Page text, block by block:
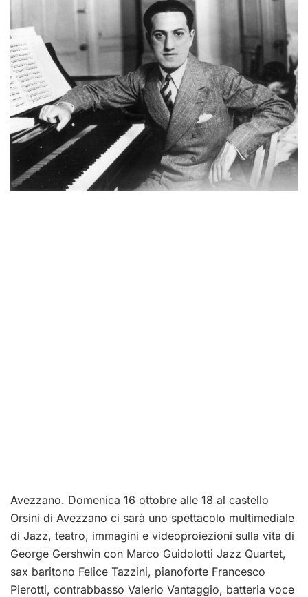
Avezzano. Domenica 16 ottobre alle 18 al castello
Orsini di Avezzano ci sarà uno spettacolo multimediale
di Jazz, teatro, immagini e videoproiezioni sulla vita di
George Gershwin con Marco Guidolotti Jazz Quartet,
sax baritono Felice Tazzini, pianoforte Francesco
Pierotti, contrabbasso Valerio Vantaggio, batteria voce